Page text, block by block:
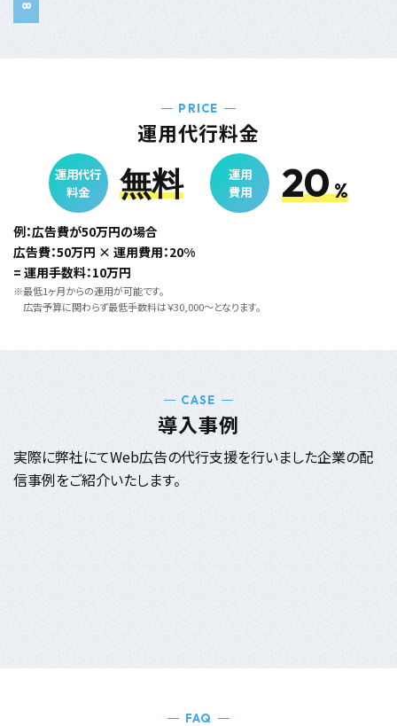
PRICE
運用代行料金
運用代行
料金
無料
運用
費用
20%
例：広告費が50万円の場合
広告費：50万円 × 運用費用：20%
= 運用手数料：10万円
※最低1ヶ月からの運用が可能です。
広告予算に関わらず最低手数料は￥30,000～となります。
CASE
導入事例
実際に弊社にてWeb広告の代行支援を行いました企業の配
信事例をご紹介いたします。
FAQ